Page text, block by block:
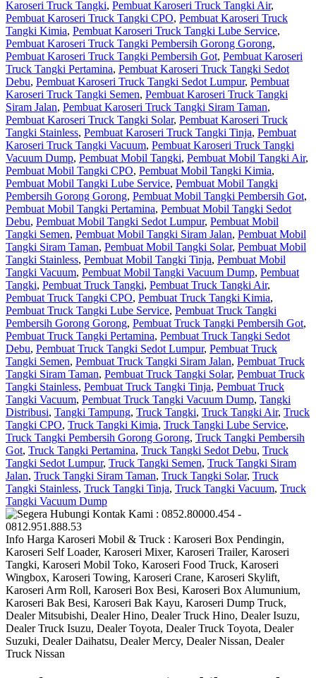
Karoseri Truck Tangki, Pembuat Karoseri Truck Tangki Air,
Pembuat Karoseri Truck Tangki CPO, Pembuat Karoseri Truck
Tangki Kimia, Pembuat Karoseri Truck Tangki Lube Service,
Pembuat Karoseri Truck Tangki Pembersih Gorong Gorong,
Pembuat Karoseri Truck Tangki Pembersih Got, Pembuat Karoseri
Truck Tangki Pertamina, Pembuat Karoseri Truck Tangki Sedot
Debu, Pembuat Karoseri Truck Tangki Sedot Lumpur, Pembuat
Karoseri Truck Tangki Semen, Pembuat Karoseri Truck Tangki
Siram Jalan, Pembuat Karoseri Truck Tangki Siram Taman,
Pembuat Karoseri Truck Tangki Solar, Pembuat Karoseri Truck
Tangki Stainless, Pembuat Karoseri Truck Tangki Tinja, Pembuat
Karoseri Truck Tangki Vacuum, Pembuat Karoseri Truck Tangki
Vacuum Dump, Pembuat Mobil Tangki, Pembuat Mobil Tangki Air,
Pembuat Mobil Tangki CPO, Pembuat Mobil Tangki Kimia,
Pembuat Mobil Tangki Lube Service, Pembuat Mobil Tangki
Pembersih Gorong Gorong, Pembuat Mobil Tangki Pembersih Got,
Pembuat Mobil Tangki Pertamina, Pembuat Mobil Tangki Sedot
Debu, Pembuat Mobil Tangki Sedot Lumpur, Pembuat Mobil
Tangki Semen, Pembuat Mobil Tangki Siram Jalan, Pembuat Mobil
Tangki Siram Taman, Pembuat Mobil Tangki Solar, Pembuat Mobil
Tangki Stainless, Pembuat Mobil Tangki Tinja, Pembuat Mobil
Tangki Vacuum, Pembuat Mobil Tangki Vacuum Dump, Pembuat
Tangki, Pembuat Truck Tangki, Pembuat Truck Tangki Air,
Pembuat Truck Tangki CPO, Pembuat Truck Tangki Kimia,
Pembuat Truck Tangki Lube Service, Pembuat Truck Tangki
Pembersih Gorong Gorong, Pembuat Truck Tangki Pembersih Got,
Pembuat Truck Tangki Pertamina, Pembuat Truck Tangki Sedot
Debu, Pembuat Truck Tangki Sedot Lumpur, Pembuat Truck
Tangki Semen, Pembuat Truck Tangki Siram Jalan, Pembuat Truck
Tangki Siram Taman, Pembuat Truck Tangki Solar, Pembuat Truck
Tangki Stainless, Pembuat Truck Tangki Tinja, Pembuat Truck
Tangki Vacuum, Pembuat Truck Tangki Vacuum Dump, Tangki
Distribusi, Tangki Tampung, Truck Tangki, Truck Tangki Air, Truck
Tangki CPO, Truck Tangki Kimia, Truck Tangki Lube Service,
Truck Tangki Pembersih Gorong Gorong, Truck Tangki Pembersih
Got, Truck Tangki Pertamina, Truck Tangki Sedot Debu, Truck
Tangki Sedot Lumpur, Truck Tangki Semen, Truck Tangki Siram
Jalan, Truck Tangki Siram Taman, Truck Tangki Solar, Truck
Tangki Stainless, Truck Tangki Tinja, Truck Tangki Vacuum, Truck
Tangki Vacuum Dump
Info Harga Karoseri Mobil & Truck : Karoseri Box Pendingin,
Karoseri Self Loader, Karoseri Mixer, Karoseri Trailer, Karoseri
Tangki, Karoseri Mobil Toko, Karoseri Food Truck, Karoseri
Wingbox, Karoseri Towing, Karoseri Crane, Karoseri Skylift,
Karoseri Arm Roll, Karoseri Box Besi, Karoseri Box Alumunium,
Karoseri Bak Besi, Karoseri Bak Kayu, Karoseri Dump Truck,
Dealer Mitsubishi, Dealer Hino, Dealer Truck Hino, Dealer Isuzu,
Dealer Truck Isuzu, Dealer Toyota, Dealer Truck Toyota, Dealer
Suzuki, Dealer Daihatsu, Dealer Mercy, Dealer Nissan, Dealer
Truck Nissan